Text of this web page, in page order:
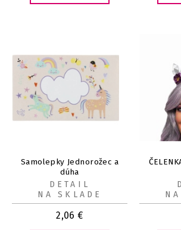
Samolepky Jednorožec a
dúha
2,06 €
DETAIL
NA SKLADE